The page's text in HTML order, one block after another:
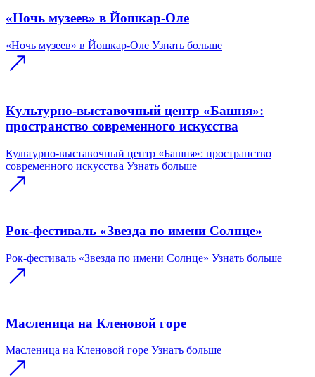
«Ночь музеев» в Йошкар-Оле
«Ночь музеев» в Йошкар-Оле Узнать больше
Культурно-выставочный центр «Башня»:
пространство современного искусства
Культурно-выставочный центр «Башня»: пространство
современного искусства Узнать больше
Рок-фестиваль «Звезда по имени Солнце»
Рок-фестиваль «Звезда по имени Солнце» Узнать больше
Масленица на Кленовой горе
Масленица на Кленовой горе Узнать больше